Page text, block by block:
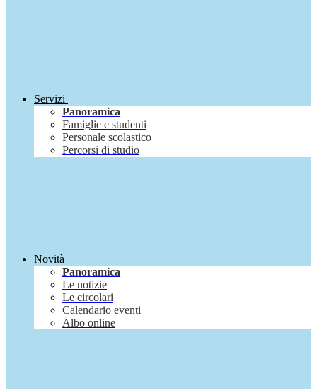
Servizi
Panoramica
Famiglie e studenti
Personale scolastico
Percorsi di studio
Novità
Panoramica
Le notizie
Le circolari
Calendario eventi
Albo online